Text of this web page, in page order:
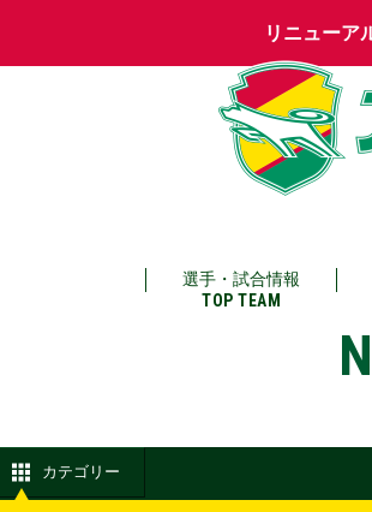
リニューア
選手・試合情報
TOP TEAM
カテゴリー